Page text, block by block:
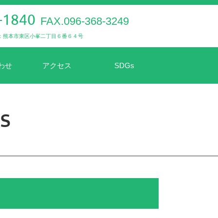
FAX.096-368-3249
熊本市東区小峯二丁目６番６４号
せ アクセス SDGs